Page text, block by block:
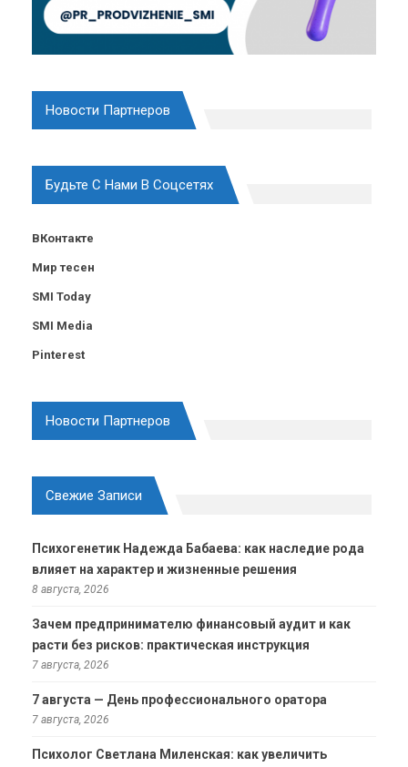
Новости Партнеров
Будьте С Нами В Соцсетях
ВКонтакте
Мир тесен
SMI Today
SMI Media
Pinterest
Новости Партнеров
Свежие Записи
Психогенетик Надежда Бабаева: как наследие рода
влияет на характер и жизненные решения
8 августа, 2026
Зачем предпринимателю финансовый аудит и как
расти без рисков: практическая инструкция
7 августа, 2026
7 августа — День профессионального оратора
7 августа, 2026
Психолог Светлана Миленская: как увеличить